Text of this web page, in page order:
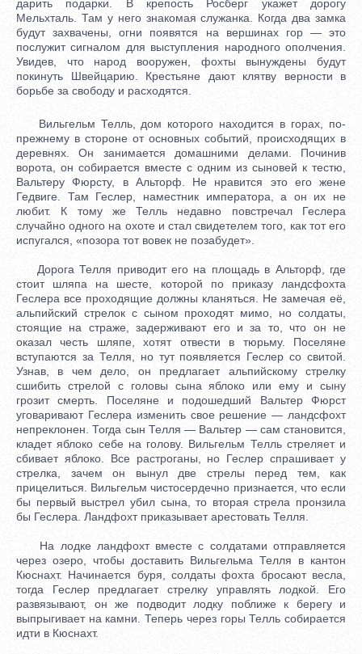
дарить подарки. В крепость Росберг укажет дорогу
Мельхталь. Там у него знакомая служанка. Когда два замка
будут захвачены, огни появятся на вершинах гор — это
послужит сигналом для выступления народного ополчения.
Увидев, что народ вооружен, фохты вынуждены будут
покинуть Швейцарию. Крестьяне дают клятву верности в
борьбе за свободу и расходятся.
Вильгельм Телль, дом которого находится в горах, по-
прежнему в стороне от основных событий, происходящих в
деревнях. Он занимается домашними делами. Починив
ворота, он собирается вместе с одним из сыновей к тестю,
Вальтеру Фюрсту, в Альторф. Не нравится это его жене
Гедвиге. Там Геслер, наместник императора, а он их не
любит. К тому же Телль недавно повстречал Геслера
случайно одного на охоте и стал свидетелем того, как тот его
испугался, «позора тот вовек не позабудет».
Дорога Телля приводит его на площадь в Альторф, где
стоит шляпа на шесте, которой по приказу ландсфохта
Геслера все проходящие должны кланяться. Не замечая её,
альпийский стрелок с сыном проходят мимо, но солдаты,
стоящие на страже, задерживают его и за то, что он не
оказал честь шляпе, хотят отвести в тюрьму. Поселяне
вступаются за Телля, но тут появляется Геслер со свитой.
Узнав, в чем дело, он предлагает альпийскому стрелку
сшибить стрелой с головы сына яблоко или ему и сыну
грозит смерть. Поселяне и подошедший Вальтер Фюрст
уговаривают Геслера изменить свое решение — ландсфохт
непреклонен. Тогда сын Телля — Вальтер — сам становится,
кладет яблоко себе на голову. Вильгельм Телль стреляет и
сбивает яблоко. Все растроганы, но Геслер спрашивает у
стрелка, зачем он вынул две стрелы перед тем, как
прицелиться. Вильгельм чистосердечно признается, что если
бы первый выстрел убил сына, то вторая стрела пронзила
бы Геслера. Ландфохт приказывает арестовать Телля.
На лодке ландфохт вместе с солдатами отправляется
через озеро, чтобы доставить Вильгельма Телля в кантон
Кюснахт. Начинается буря, солдаты фохта бросают весла,
тогда Геслер предлагает стрелку управлять лодкой. Его
развязывают, он же подводит лодку поближе к берегу и
выпрыгивает на камни. Теперь через горы Телль собирается
идти в Кюснахт.